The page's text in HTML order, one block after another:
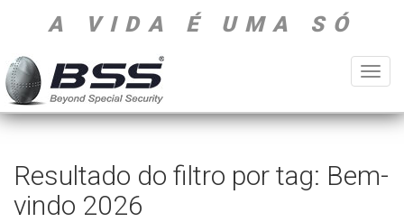
A VIDA É UMA SÓ
Resultado do filtro por tag: Bem-
vindo 2026